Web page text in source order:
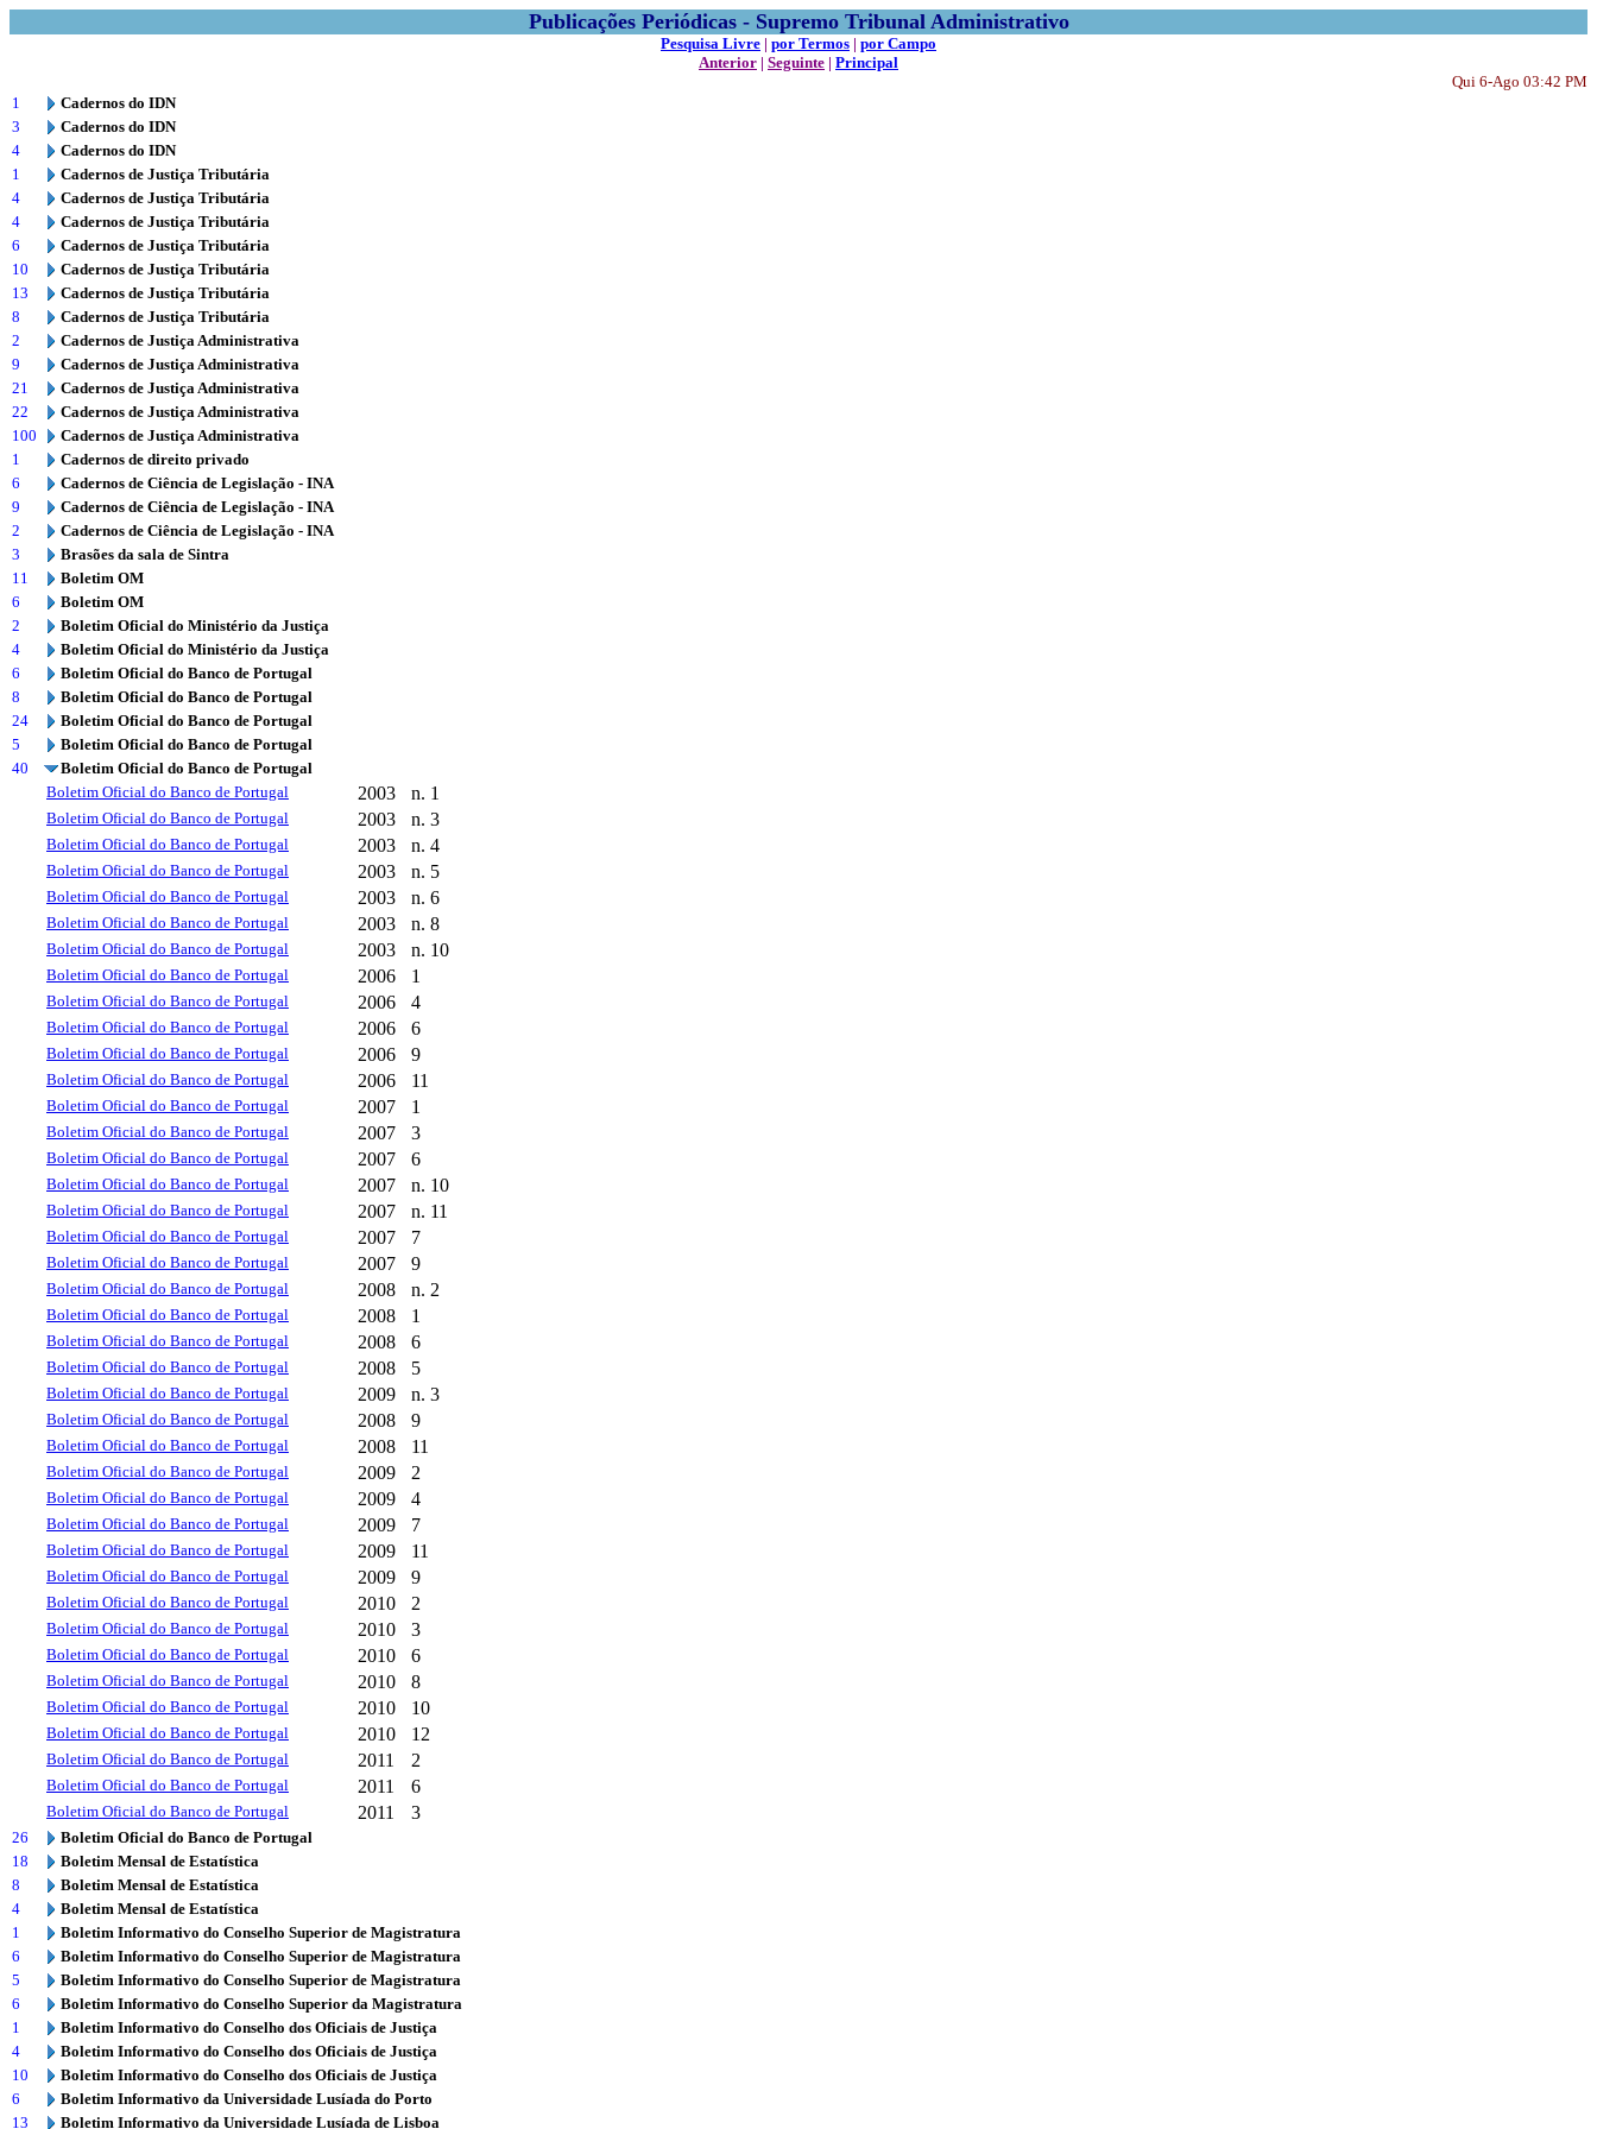
Publicações Periódicas - Supremo Tribunal Administrativo
Pesquisa Livre | por Termos | por Campo
Anterior | Seguinte | Principal
Qui 6-Ago 03:42 PM
1
Cadernos do IDN
3
Cadernos do IDN
4
Cadernos do IDN
1
Cadernos de Justiça Tributária
4
Cadernos de Justiça Tributária
4
Cadernos de Justiça Tributária
6
Cadernos de Justiça Tributária
10
Cadernos de Justiça Tributária
13
Cadernos de Justiça Tributária
8
Cadernos de Justiça Tributária
2
Cadernos de Justiça Administrativa
9
Cadernos de Justiça Administrativa
21
Cadernos de Justiça Administrativa
22
Cadernos de Justiça Administrativa
100
Cadernos de Justiça Administrativa
1
Cadernos de direito privado
6
Cadernos de Ciência de Legislação - INA
9
Cadernos de Ciência de Legislação - INA
2
Cadernos de Ciência de Legislação - INA
3
Brasões da sala de Sintra
11
Boletim OM
6
Boletim OM
2
Boletim Oficial do Ministério da Justiça
4
Boletim Oficial do Ministério da Justiça
6
Boletim Oficial do Banco de Portugal
8
Boletim Oficial do Banco de Portugal
24
Boletim Oficial do Banco de Portugal
5
Boletim Oficial do Banco de Portugal
40
Boletim Oficial do Banco de Portugal
Boletim Oficial do Banco de Portugal
2003 n. 1
Boletim Oficial do Banco de Portugal 2003 n. 3
Boletim Oficial do Banco de Portugal 2003 n. 4
Boletim Oficial do Banco de Portugal 2003 n. 5
Boletim Oficial do Banco de Portugal 2003 n. 6
Boletim Oficial do Banco de Portugal 2003 n. 8
Boletim Oficial do Banco de Portugal 2003 n. 10
Boletim Oficial do Banco de Portugal 2006 1
Boletim Oficial do Banco de Portugal 2006 4
Boletim Oficial do Banco de Portugal 2006 6
Boletim Oficial do Banco de Portugal 2006 9
Boletim Oficial do Banco de Portugal 2006 11
Boletim Oficial do Banco de Portugal 2007 1
Boletim Oficial do Banco de Portugal 2007 3
Boletim Oficial do Banco de Portugal 2007 6
Boletim Oficial do Banco de Portugal 2007 n. 10
Boletim Oficial do Banco de Portugal 2007 n. 11
Boletim Oficial do Banco de Portugal 2007 7
Boletim Oficial do Banco de Portugal 2007 9
Boletim Oficial do Banco de Portugal 2008 n. 2
Boletim Oficial do Banco de Portugal 2008 1
Boletim Oficial do Banco de Portugal 2008 6
Boletim Oficial do Banco de Portugal 2008 5
Boletim Oficial do Banco de Portugal 2009 n. 3
Boletim Oficial do Banco de Portugal 2008 9
Boletim Oficial do Banco de Portugal 2008 11
Boletim Oficial do Banco de Portugal 2009 2
Boletim Oficial do Banco de Portugal 2009 4
Boletim Oficial do Banco de Portugal 2009 7
Boletim Oficial do Banco de Portugal 2009 11
Boletim Oficial do Banco de Portugal 2009 9
Boletim Oficial do Banco de Portugal 2010 2
Boletim Oficial do Banco de Portugal 2010 3
Boletim Oficial do Banco de Portugal 2010 6
Boletim Oficial do Banco de Portugal 2010 8
Boletim Oficial do Banco de Portugal 2010 10
Boletim Oficial do Banco de Portugal 2010 12
Boletim Oficial do Banco de Portugal 2011 2
Boletim Oficial do Banco de Portugal 2011 6
Boletim Oficial do Banco de Portugal 2011 3
26
Boletim Oficial do Banco de Portugal
18
Boletim Mensal de Estatística
8
Boletim Mensal de Estatística
4
Boletim Mensal de Estatística
1
Boletim Informativo do Conselho Superior de Magistratura
6
Boletim Informativo do Conselho Superior de Magistratura
5
Boletim Informativo do Conselho Superior de Magistratura
6
Boletim Informativo do Conselho Superior da Magistratura
1
Boletim Informativo do Conselho dos Oficiais de Justiça
4
Boletim Informativo do Conselho dos Oficiais de Justiça
10
Boletim Informativo do Conselho dos Oficiais de Justiça
6
Boletim Informativo da Universidade Lusíada do Porto
13
Boletim Informativo da Universidade Lusíada de Lisboa